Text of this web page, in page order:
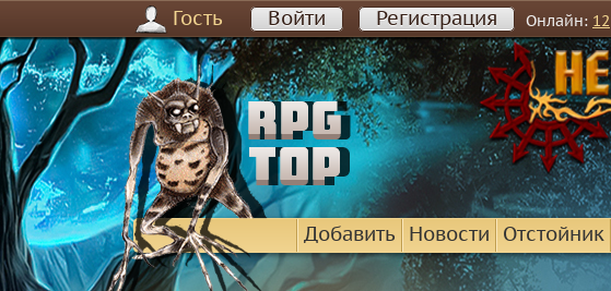
Гость Войти Регистрация Онлайн: 12
Добавить Новости Отстойник